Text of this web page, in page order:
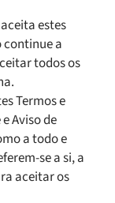
estes
continue a
todos os
Termos e
Aviso de
a todo e
se a si, a
aceitar os